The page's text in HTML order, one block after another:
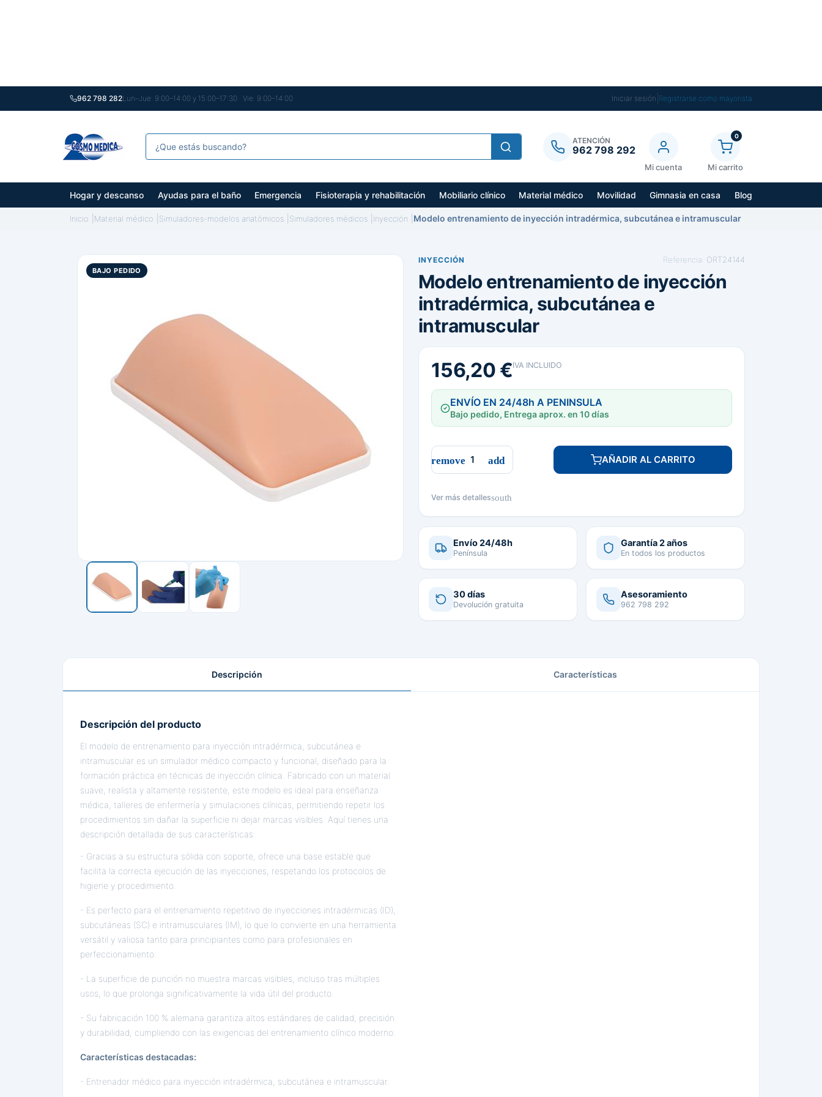
962 798 282Lun–Jue: 9:00–14:00 y 15:00–17:30 · Vie: 9:00–14:00 Iniciar sesión Registrarse como mayorista
ATENCIÓN
962 798 292
Mi cuenta
0
Mi carrito
Hogar y descanso Ayudas para el baño Emergencia Fisioterapia y rehabilitación Mobiliario clínico Material médico Movilidad Gimnasia en casa Blog
Inicio Material médico Simuladores-modelos anatómicos Simuladores médicos Inyección Modelo entrenamiento de inyección intradérmica, subcutánea e intramuscular
BAJO PEDIDO
INYECCIÓN Referencia: ORT24144
Modelo entrenamiento de inyección
intradérmica, subcutánea e
intramuscular
156,20 €IVA INCLUIDO
ENVÍO EN 24/48h A PENINSULA
Bajo pedido, Entrega aprox. en 10 días
AÑADIR AL CARRITO
Ver más detallessouth
Envío 24/48h
Península
Garantía 2 años
En todos los productos
30 días
Devolución gratuita
Asesoramiento
962 798 292
Descripción Características
Descripción del producto
El modelo de entrenamiento para inyección intradérmica, subcutánea e
intramuscular es un simulador médico compacto y funcional, diseñado para la
formación práctica en técnicas de inyección clínica. Fabricado con un material
suave, realista y altamente resistente, este modelo es ideal para enseñanza
médica, talleres de enfermería y simulaciones clínicas, permitiendo repetir los
procedimientos sin dañar la superficie ni dejar marcas visibles. Aquí tienes una
descripción detallada de sus características:
- Gracias a su estructura sólida con soporte, ofrece una base estable que
facilita la correcta ejecución de las inyecciones, respetando los protocolos de
higiene y procedimiento.
- Es perfecto para el entrenamiento repetitivo de inyecciones intradérmicas (ID),
subcutáneas (SC) e intramusculares (IM), lo que lo convierte en una herramienta
versátil y valiosa tanto para principiantes como para profesionales en
perfeccionamiento.
- La superficie de punción no muestra marcas visibles, incluso tras múltiples
usos, lo que prolonga significativamente la vida útil del producto.
- Su fabricación 100 % alemana garantiza altos estándares de calidad, precisión
y durabilidad, cumpliendo con las exigencias del entrenamiento clínico moderno.
Características destacadas:
- Entrenador médico para inyección intradérmica, subcutánea e intramuscular.